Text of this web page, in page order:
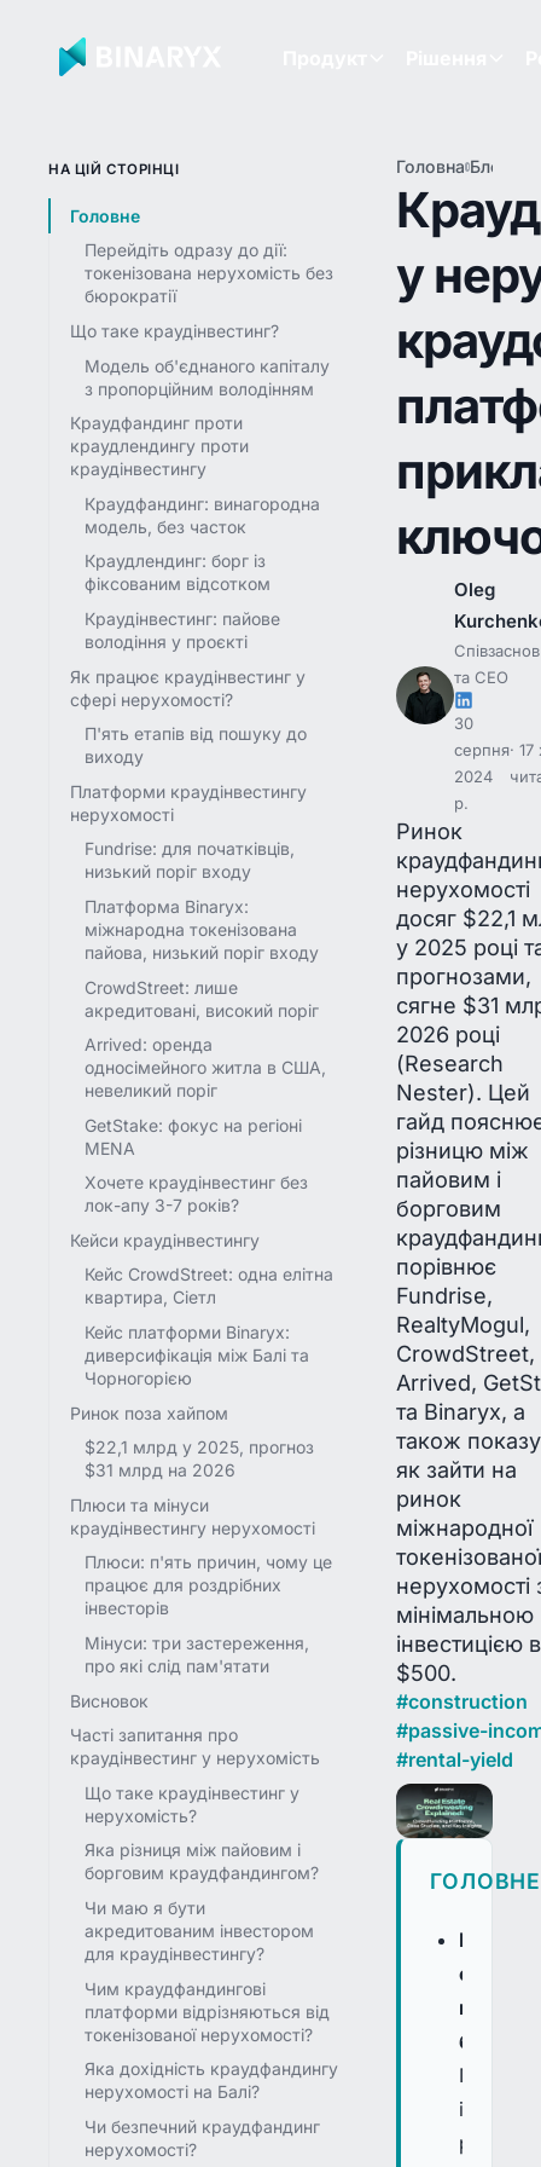
НА ЦІЙ СТОРІНЦІ
Головне
Перейдіть одразу до дії:
токенізована нерухомість без
бюрократії
Що таке краудінвестинг?
Модель об'єднаного капіталу
з пропорційним володінням
Краудфандинг проти
краудлендингу проти
краудінвестингу
Краудфандинг: винагородна
модель, без часток
Краудлендинг: борг із
фіксованим відсотком
Краудінвестинг: пайове
володіння у проєкті
Як працює краудінвестинг у
сфері нерухомості?
П'ять етапів від пошуку до
виходу
Платформи краудінвестингу
нерухомості
Fundrise: для початківців,
низький поріг входу
Платформа Binaryx:
міжнародна токенізована
пайова, низький поріг входу
CrowdStreet: лише
акредитовані, високий поріг
Arrived: оренда
односімейного житла в США,
невеликий поріг
GetStake: фокус на регіоні
MENA
Хочете краудінвестинг без
лок-апу 3-7 років?
Кейси краудінвестингу
Кейс CrowdStreet: одна елітна
квартира, Сіетл
Кейс платформи Binaryx:
диверсифікація між Балі та
Чорногорією
Ринок поза хайпом
$22,1 млрд у 2025, прогноз
$31 млрд на 2026
Плюси та мінуси
краудінвестингу нерухомості
Плюси: п'ять причин, чому це
працює для роздрібних
інвесторів
Мінуси: три застереження,
про які слід пам'ятати
Висновок
Часті запитання про
краудінвестинг у нерухомість
Що таке краудінвестинг у
нерухомість?
Яка різниця між пайовим і
борговим краудфандингом?
Чи маю я бути
акредитованим інвестором
для краудінвестингу?
Чим краудфандингові
платформи відрізняються від
токенізованої нерухомості?
Яка дохідність краудфандингу
нерухомості на Балі?
Чи безпечний краудфандинг
нерухомості?
Головна Блог
у
Oleg
та CEO
30
серпня
2024
р.
17
Ринок
нерухомості
досяг $22,1
у 2025 році
прогнозами,
сягне $31
2026 році
(Research
Nester). Цей
гайд
різницю між
пайовим і
борговим
порівнює
Fundrise,
RealtyMogul,
CrowdStreet,
Arrived,
та Binaryx, а
також
як зайти на
ринок
міжнародної
токенізованої
нерухомості
мінімальною
інвестицією
$500.
#construction
#passive-
#rental-yield
ГОЛОВНЕ
капітал
Група
разом